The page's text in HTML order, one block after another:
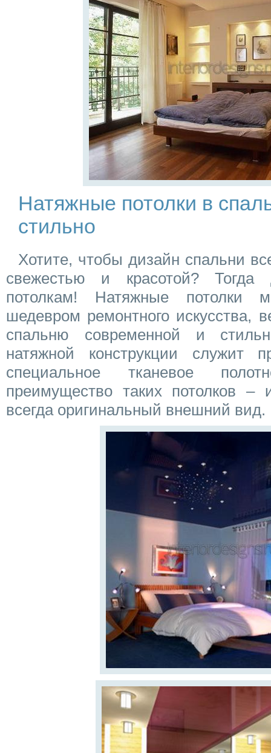
Натяжные потолки в
стильно
Хотите, чтобы дизайн спальни
свежестью и красотой? Тогда
потолкам! Натяжные потолки
шедевром ремонтного искусства,
спальню современной и
натяжной конструкции служит
специальное тканевое
преимущество таких потолков –
всегда оригинальный внешний вид.